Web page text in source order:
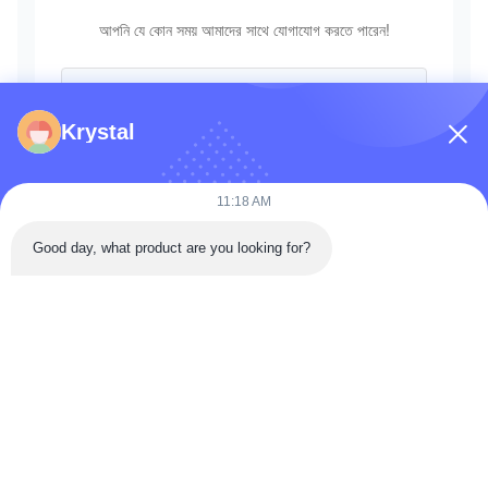
আপনি যে কোন সময় আমাদের সাথে যোগাযোগ করতে পারেন!
Krystal
11:18 AM
Good day, what product are you looking for?